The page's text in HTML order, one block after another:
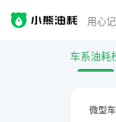
用心
车系油耗
微型车